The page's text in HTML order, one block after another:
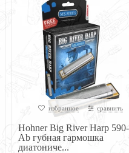
избранное сравнить
Hohner Big River Harp
Ab губная гармошка
диатониче...